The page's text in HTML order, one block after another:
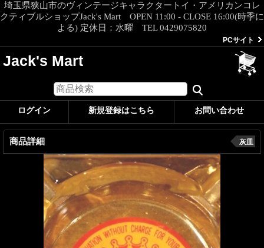
埼玉県狭山市のヴィンテージキャラクタートイ・アメリカンコレ
クティブルショップJack's Mart OPEN 11:00 - CLOSE 16:00(時季に
よる) 定休日：水曜 TEL 0429075820
PCサイト
Jack's Mart
ログイン 新規登録はこちら お問い合わせ
商品詳細 灰皿